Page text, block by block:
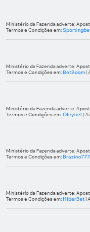
Ministério da Fazenda adverte:
Termos e Condições em:
Ministério da Fazenda adverte:
Termos e Condições em: BetBoom|
Ministério da Fazenda adverte:
Termos e Condições em:Oleybet|
Ministério da Fazenda adverte:
Termos e Condições em: Brazino777
Ministério da Fazenda adverte:
Termos e Condições em: HiperBet|